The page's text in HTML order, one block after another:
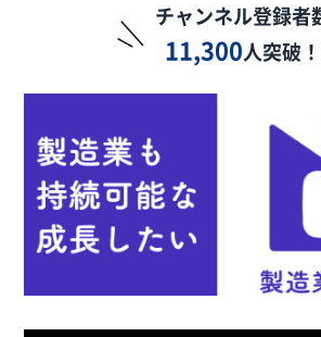
チャンネル登録者
11,300人突破！